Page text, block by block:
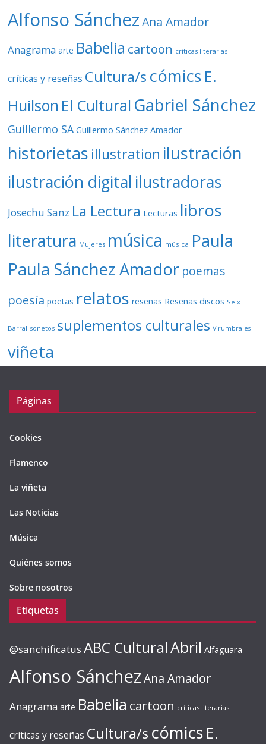
Alfonso Sánchez Ana Amador
Anagrama arte Babelia cartoon críticas literarias
críticas y reseñas Cultura/s cómics E.
Huilson El Cultural Gabriel Sánchez
Guillermo SA Guillermo Sánchez Amador
historietas illustration ilustración
ilustración digital ilustradoras
Josechu Sanz La Lectura Lecturas libros
literatura Mujeres música música Paula
Paula Sánchez Amador poemas
poesía poetas relatos reseñas Reseñas discos Seix
Barral sonetos suplementos culturales Virumbrales
viñeta
Páginas
Cookies
Flamenco
La viñeta
Las Noticias
Música
Quiénes somos
Sobre nosotros
Etiquetas
@sanchificatus ABC CulturalAbril Alfaguara
Alfonso SánchezAna Amador
Anagrama arte Babelia cartoon críticas literarias
críticas y reseñas Cultura/s cómics E.